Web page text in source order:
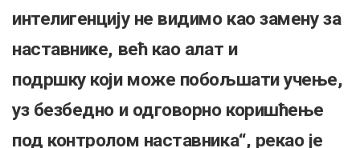
интелигенцију не видимо као замену за
наставнике, већ као алат и
подршку који може побољшати учење,
уз безбедно и одговорно коришћење
под контролом наставника“, рекао је